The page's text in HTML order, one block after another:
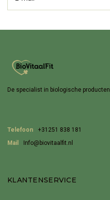
De specialist in biologische producten
Telefoon
+31251 838 181
Mail
Info@biovitaalfit.nl
KLANTENSERVICE